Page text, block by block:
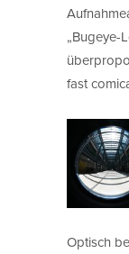
„Bugeye-
fast
Optisch